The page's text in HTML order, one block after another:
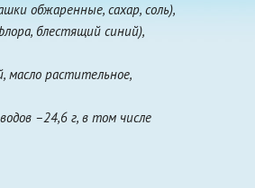
обжаренные, сахар, соль),
блестящий синий),
масло растительное,
–24,6 г, в том числе